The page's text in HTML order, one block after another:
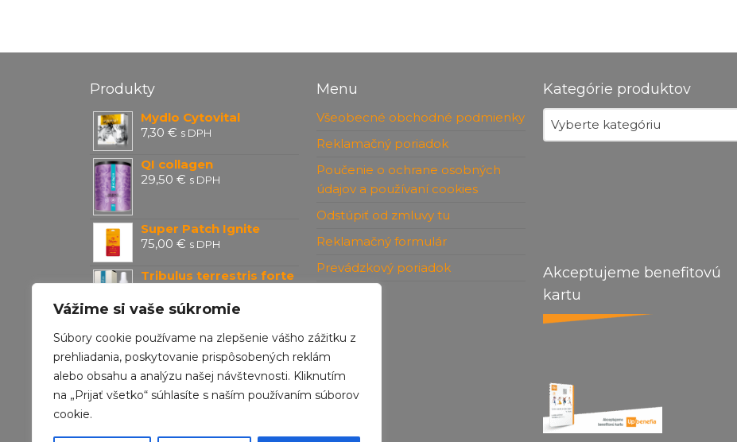
Vážime si vaše súkromie
Súbory cookie používame na zlepšenie vášho zážitku z
prehliadania, poskytovanie prispôsobených reklám
alebo obsahu a analýzu našej návštevnosti. Kliknutím
na „Prijať všetko“ súhlasíte s naším používaním súborov
cookie.
Produkty
Mydlo Cytovital
7,30€ s DPH
QI collagen
29,50€ s DPH
Super Patch Ignite
75,00€ s DPH
Tribulus terrestris forte
Cistus complex
23,10 € s DPH
Menu
Všeobecné obchodné podmienky
Reklamačný poriadok
Poučenie o ochrane osobných
údajov a používaní cookies
Odstúpiť od zmluvy tu
Reklamačný formulár
Prevádzkový poriadok
Kategórie produktov
Vyberte kategóriu
Akceptujeme benefitovú
kartu